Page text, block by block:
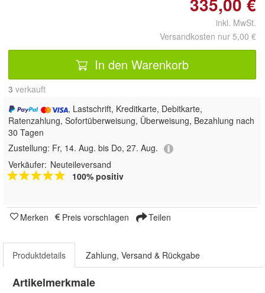
inkl. MwSt.
Versandkosten nur 5,00 €
In den Warenkorb
3 verkauft
, Lastschrift, Kreditkarte, Debitkarte,
Ratenzahlung, Sofortüberweisung, Überweisung, Bezahlung nach
30 Tagen
Zustellung: Fr, 14. Aug. bis Do, 27. Aug.
Verkäufer: Neuteileversand
100% positiv
Merken Preis vorschlagen Teilen
Produktdetails Zahlung, Versand & Rückgabe
Artikelmerkmale